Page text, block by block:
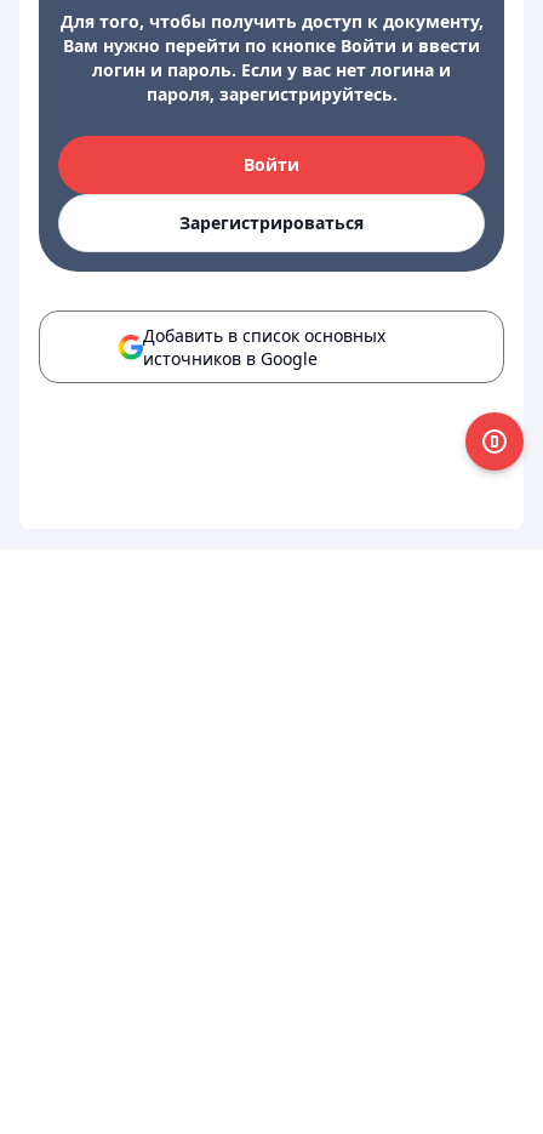
Для того, чтобы получить доступ к документу,
Вам нужно перейти по кнопке Войти и ввести
логин и пароль. Если у вас нет логина и
пароля, зарегистрируйтесь.
Войти
Зарегистрироваться
Добавить в список основных
источников в Google